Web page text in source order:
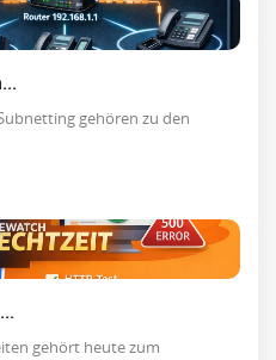
gehören zu den
gehört heute zum